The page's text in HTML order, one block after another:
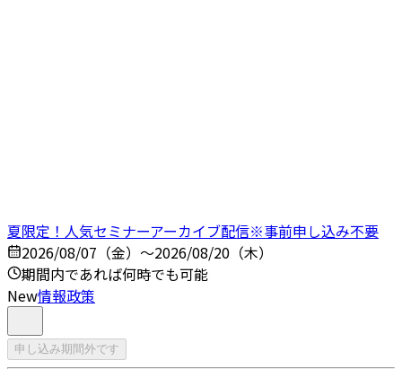
夏限定！人気セミナーアーカイブ配信※事前申し込み不要
2026/08/07（金）～2026/08/20（木）
期間内であれば何時でも可能
New情報政策
申し込み期間外です